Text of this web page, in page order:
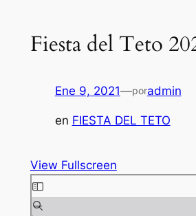
Fiesta del Teto
Ene 9, 2021—poradmin
en FIESTA DEL TETO
View Fullscreen
Saltar
al